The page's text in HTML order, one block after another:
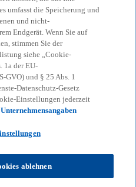
umfasst die Speicherung und
und nicht-
Endgerät. Wenn Sie auf
stimmen Sie der
siehe „Cookie-
1a der EU-
GVO) und § 25 Abs. 1
Datenschutz-Gesetz
Einstellungen jederzeit
ablehnen